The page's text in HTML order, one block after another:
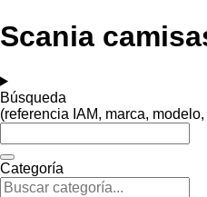
Scania
Búsqueda
(referencia IAM, marca,
Categoría